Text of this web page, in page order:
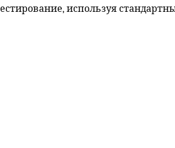
используя